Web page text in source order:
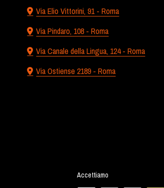
Via Elio Vittorini, 91 - Roma
Via Pindaro, 108 - Roma
Via Canale della Lingua, 124 - Roma
Via Ostiense 2189 - Roma
Accettiamo